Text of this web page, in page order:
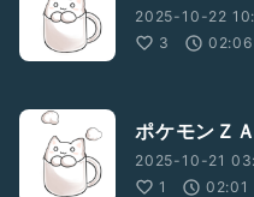
2025-10-22
3
02:06
ポケモンＺ
2025-10-21
1
02:01